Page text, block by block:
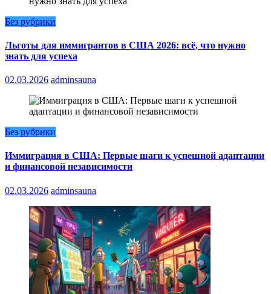
Без рубрики
Льготы для иммигрантов в США 2026: всё, что нужно
знать для успеха
02.03.2026 adminsauna
Без рубрики
Иммиграция в США: Первые шаги к успешной адаптации
и финансовой независимости
02.03.2026 adminsauna